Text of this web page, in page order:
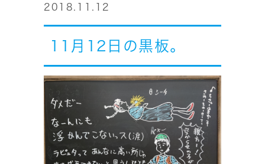
2018.11.12
11月12日の黒板。